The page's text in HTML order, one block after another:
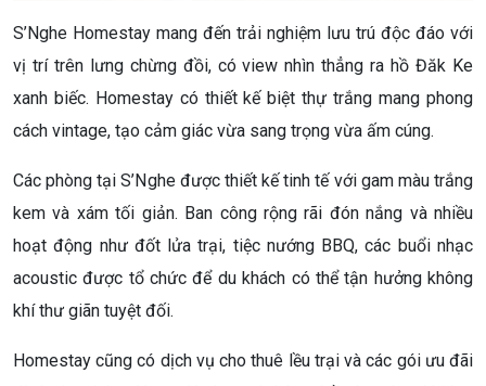
S’Nghe Homestay mang đến trải nghiệm lưu trú độc đáo với
vị trí trên lưng chừng đồi, có view nhìn thẳng ra hồ Đăk Ke
xanh biếc. Homestay có thiết kế biệt thự trắng mang phong
cách vintage, tạo cảm giác vừa sang trọng vừa ấm cúng.
Các phòng tại S’Nghe được thiết kế tinh tế với gam màu trắng
kem và xám tối giản. Ban công rộng rãi đón nắng và nhiều
hoạt động như đốt lửa trại, tiệc nướng BBQ, các buổi nhạc
acoustic được tổ chức để du khách có thể tận hưởng không
khí thư giãn tuyệt đối.
Homestay cũng có dịch vụ cho thuê lều trại và các gói ưu đãi